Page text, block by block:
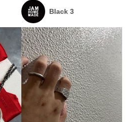
Black 3